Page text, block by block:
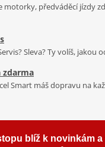
CB 500 F, Yamaha R3
sedí na podobné
Je vyroben z o něco
motorky, předváděcí jízdy
Sleva? Ty volíš, jakou
zdarma
Smart máš dopravu na
blíž k novinkám a